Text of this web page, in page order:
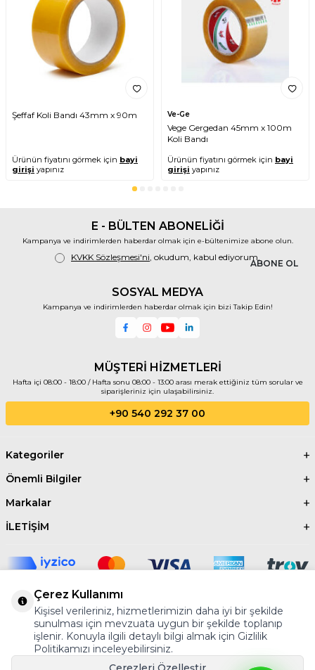
Ürün Özellikleri
Kalınlık: 55 mikron
Boyut: 45 mm x 100 metre
Renk: Şeffaf veya kahverengi (stok
Yüksek yapışma gücü ve tutunma
Elle koparmaya uygun olmayan,
dayanıklı yapı
Düşük sıcaklıklarda dahi güçlü
Kullanım Alanları
Depolama ve sevkiyat işlemleri
E-ticaret kargo paketleme
Üretim ve fabrika ambalaj
uygulamaları
Market, nalbur ve yapı market
açılmalarını engeller
sağlar
sunar
Profesyonel işlerde sorunsuz sonuç
verir
Toptan Koli Bandı
Şeffaf Koli Bandı 43mm x 90m
Ürünün fiyatını görmek için bayi
girişi yapınız
Ve-Ge
Vege Gergedan 45mm x 100m
Koli Bandı
Ürünün fiyatını görmek için bayi
girişi yapınız
E - BÜLTEN ABONELİĞİ
Kampanya ve indirimlerden haberdar olmak için e-bültenimize abone olun.
ABONE OL
KVKK Sözleşmesi'ni , okudum, kabul ediyorum.
SOSYAL MEDYA
Kampanya ve indirimlerden haberdar olmak için bizi Takip Edin!
MÜŞTERİ HİZMETLERİ
Hafta içi 08:00 - 18:00 / Hafta sonu 08:00 - 13:00 arası merak ettiğiniz tüm sorular ve
siparişleriniz için ulaşabilirsiniz.
+90 540 292 37 00
Kategoriler
Önemli Bilgiler
Markalar
İLETİŞİM
©2024 Tüm Hakkı Saklıdır.AYBER
Çerez Kullanımı
Kişisel verileriniz, hizmetlerimizin daha iyi bir şekilde
sunulması için mevzuata uygun bir şekilde toplanıp
işlenir. Konuyla ilgili detaylı bilgi almak için Gizlilik
Politikamızı inceleyebilirsiniz.